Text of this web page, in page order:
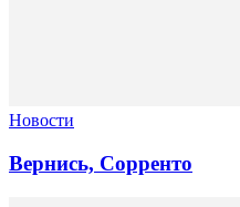
Новости
Вернись, Сорренто